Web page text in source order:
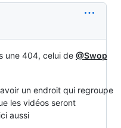
une 404, celui de @Swop
un endroit qui regroupe
les vidéos seront
aussi